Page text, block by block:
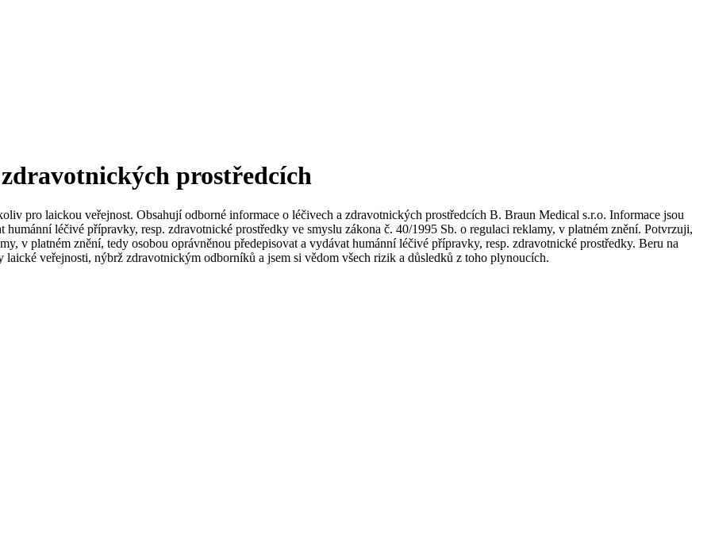
prostředcích
pro laickou veřejnost. Obsahují odborné informace o léčivech a zdravotnických prostředcích B. Braun Medical s.r.o. Informace jsou
léčivé přípravky, resp. zdravotnické prostředky ve smyslu zákona č. 40/1995 Sb. o regulaci reklamy, v platném znění. Potvrzuji,
v platném znění, tedy osobou oprávněnou předepisovat a vydávat humánní léčivé přípravky, resp. zdravotnické prostředky. Beru na
laické veřejnosti, nýbrž zdravotnickým odborníků a jsem si vědom všech rizik a důsledků z toho plynoucích.